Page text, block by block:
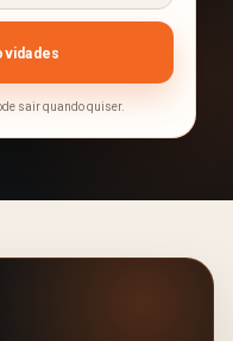
sair quando quiser.